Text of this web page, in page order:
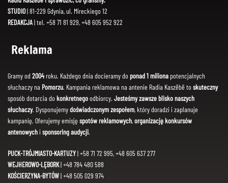
STUDIO| 81-229 Gdynia, ul. Mireckiego 12
REDAKCJA| tel. +58 71 81 929, +48 605 952 922
Reklama
Gramy od 2004roku. Każdego dnia docieramy do ponad 1 miliona potencjalnych
słuchaczy na Pomorzu. Kampania reklamowa na antenie Radia Kaszëbë toskuteczny
sposób dotarcia dokonkretnegoodbiorcy. Jesteśmy zawsze blisko naszych
słuchaczy. Dysponujemydoświadczonym zespołem, który doradzi i zaplanuje
kampanię. Oferujemy emisję spotów reklamowych,organizację konkursów
antenowychi sponsoring audycji.
PUCK-TRÓJMIASTO-KARTUZY| +58 71 72 995, +48 605 637 277
WEJHEROWO-LĘBORK| +48 784 480 588
KOŚCIERZYNA-BYTÓW| +48 505 029 974